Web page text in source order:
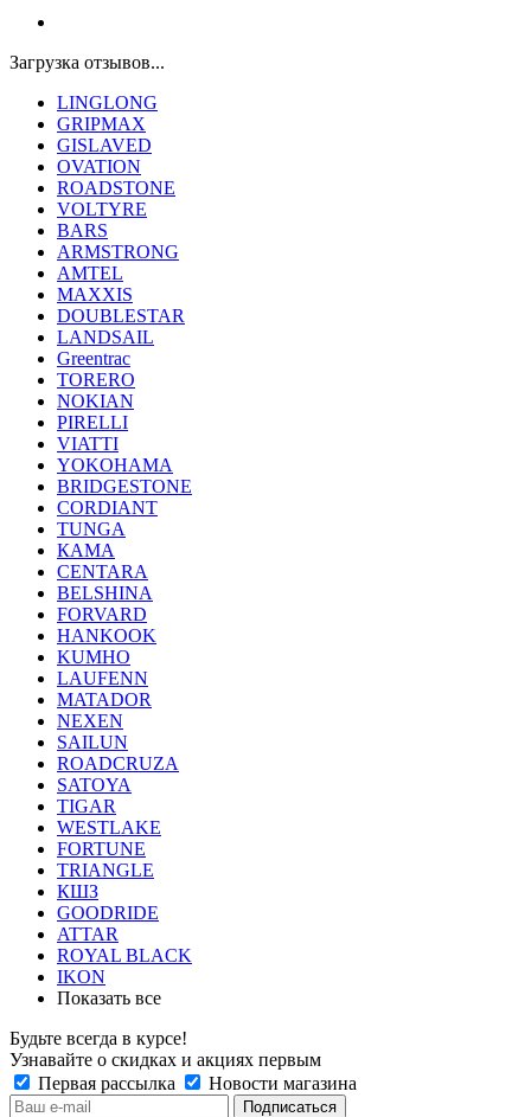
Загрузка отзывов...
LINGLONG
GRIPMAX
GISLAVED
OVATION
ROADSTONE
VOLTYRE
BARS
ARMSTRONG
AMTEL
MAXXIS
DOUBLESTAR
LANDSAIL
Greentrac
TORERO
NOKIAN
PIRELLI
VIATTI
YOKOHAMA
BRIDGESTONE
CORDIANT
TUNGA
КАМА
CENTARA
BELSHINA
FORVARD
HANKOOK
KUMHO
LAUFENN
MATADOR
NEXEN
SAILUN
ROADCRUZA
SATOYA
TIGAR
WESTLAKE
FORTUNE
TRIANGLE
КШЗ
GOODRIDE
ATTAR
ROYAL BLACK
IKON
Показать все
Будьте всегда в курсе!
Узнавайте о скидках и акциях первым
Первая рассылка
Новости магазина